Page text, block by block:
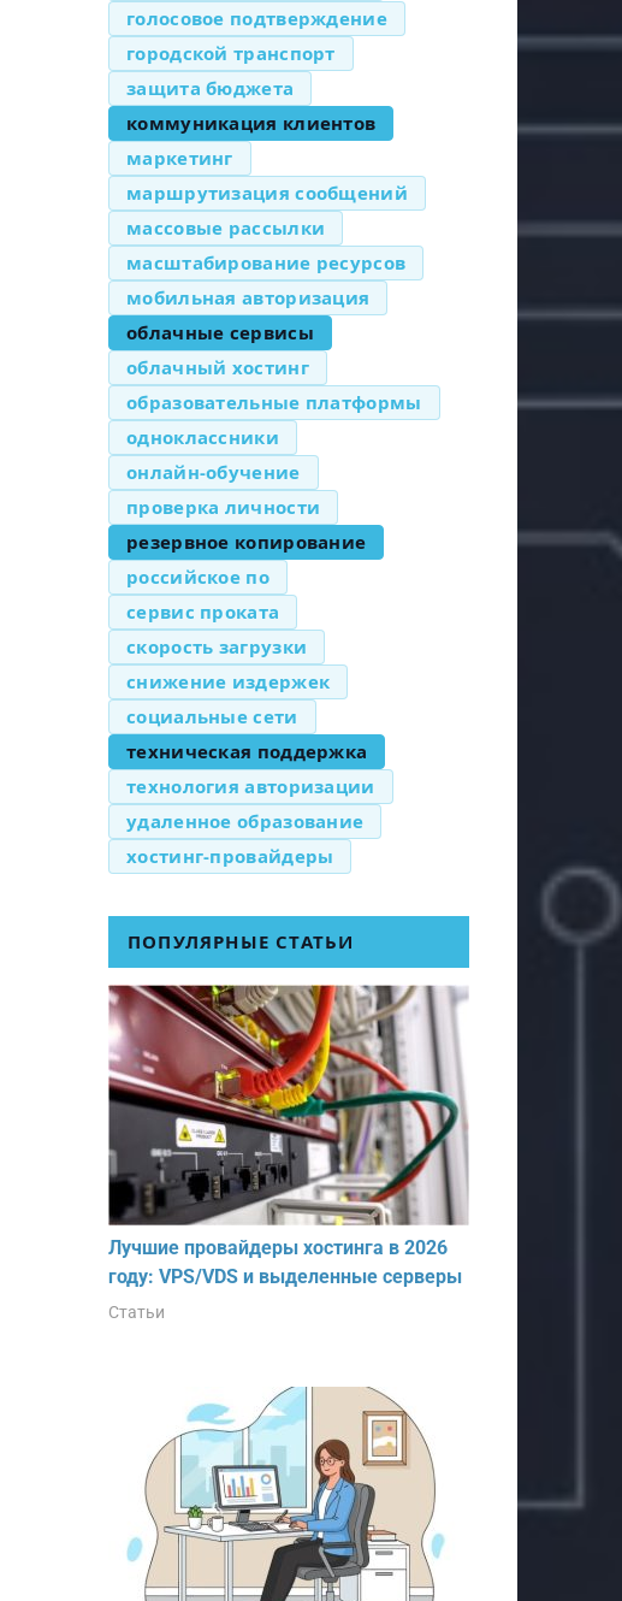
голосовое подтверждение
городской транспорт
защита бюджета
коммуникация клиентов
маркетинг
маршрутизация сообщений
массовые рассылки
масштабирование ресурсов
мобильная авторизация
облачные сервисы
облачный хостинг
образовательные платформы
одноклассники
онлайн-обучение
проверка личности
резервное копирование
российское по
сервис проката
скорость загрузки
снижение издержек
социальные сети
техническая поддержка
технология авторизации
удаленное образование
хостинг-провайдеры
ПОПУЛЯРНЫЕ СТАТЬИ
Лучшие провайдеры хостинга в 2026
году: VPS/VDS и выделенные серверы
Статьи